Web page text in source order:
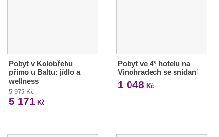
Pobyt v Kolobřehu
přímo u Baltu: jídlo a
wellness
5 975 Kč
5 171 Kč
Pobyt ve 4* hotelu na
Vinohradech se snídaní
1 048 Kč